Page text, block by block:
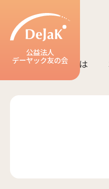
公益法人
デーヤック友の会
サイト内検索
DeJaK友の会とは
DeJaK-友の会とは
入会のご案内
活動紹介
デーヤック発行冊子のご
設立10周年記念（2022）